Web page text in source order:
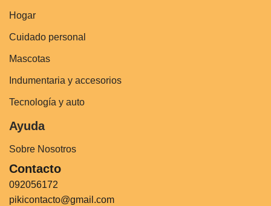
Hogar
Cuidado personal
Mascotas
Indumentaria y accesorios
Tecnología y auto
Ayuda
Sobre Nosotros
Contacto
092056172
pikicontacto@gmail.com